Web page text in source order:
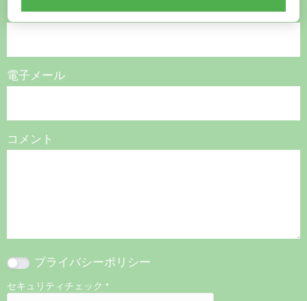
電話番号
電子メール
コメント
プライバシーポリシー
セキュリティチェック *